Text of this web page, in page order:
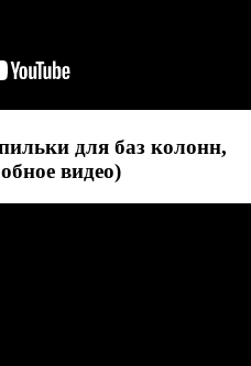
для баз колонн,
видео)